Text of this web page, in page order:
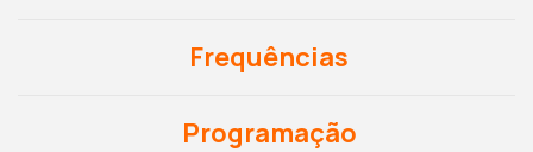
Frequências
Programação